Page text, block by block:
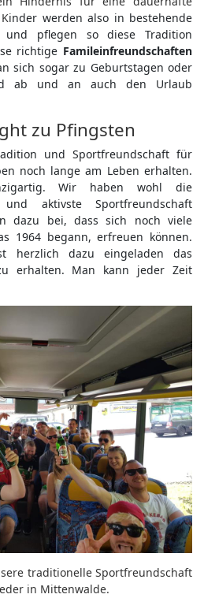
inder werden also in bestehende
und pflegen so diese Tradition
richtige Famileinfreundschaften
sich sogar zu Geburtstagen oder
ab und an auch den Urlaub
zu Pfingsten
und Sportfreundschaft für
noch lange am Leben erhalten.
Wir haben wohl die
aktivste Sportfreundschaft
dazu bei, dass sich noch viele
1964 begann, erfreuen können.
herzlich dazu eingeladen das
erhalten. Man kann jeder Zeit
traditionelle Sportfreundschaft
in Mittenwalde.